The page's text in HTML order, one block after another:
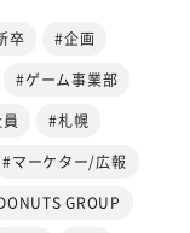
卒 #企画
#ゲーム事業部
#札幌
#マーケター/広報
GROUP